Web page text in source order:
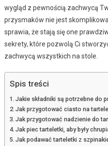
wygląd z pewnością zachwycą
przysmaków nie jest
sprawia, że stają się one
sekrety, które pozwolą Ci
zachwycą wszystkich na stole.
Spis treści
Jakie składniki są potrzebne do
Jak przygotować ciasto na
Jak przygotować nadzienie do
Jak piec tarteletki, aby były
Jak podawać tarteletki z